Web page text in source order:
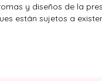
y diseños de la
están sujetos a